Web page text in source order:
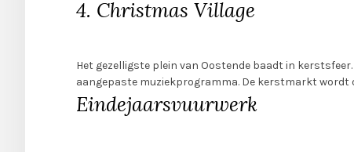
4. Christmas Village
Het gezelligste plein van Oostende baadt in
aangepaste muziekprogramma. De kerstmarkt wordt
Eindejaarsvuurwerk